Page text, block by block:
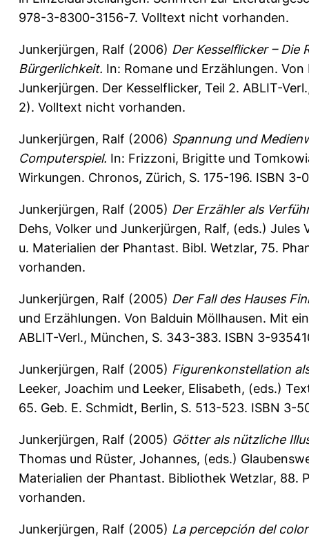
978-3-8300-3156-7. Volltext nicht vorhanden.
Junkerjürgen, Ralf (2006) Der Kesselflicker – Die
Bürgerlichkeit. In: Romane und Erzählungen.
Junkerjürgen. Der Kesselflicker, Teil 2. ABLIT-
2). Volltext nicht vorhanden.
Junkerjürgen, Ralf (2006) Spannung und
Computerspiel. In: Frizzoni, Brigitte und
Wirkungen. Chronos, Zürich, S. 175-196. ISBN
Junkerjürgen, Ralf (2005) Der Erzähler als
Dehs, Volker und Junkerjürgen, Ralf, (eds.) Jules
u. Materialien der Phantast. Bibl. Wetzlar, 75.
vorhanden.
Junkerjürgen, Ralf (2005) Der Fall des Hauses
und Erzählungen. Von Balduin Möllhausen. Mit
ABLIT-Verl., München, S. 343-383. ISBN 3-
Junkerjürgen, Ralf (2005) Figurenkonstellation
Leeker, Joachim und Leeker, Elisabeth, (eds.)
65. Geb. E. Schmidt, Berlin, S. 513-523. ISBN
Junkerjürgen, Ralf (2005) Götter als nützliche
Thomas und Rüster, Johannes, (eds.)
Materialien der Phantast. Bibliothek Wetzlar, 88.
vorhanden.
Junkerjürgen, Ralf (2005) La percepción del